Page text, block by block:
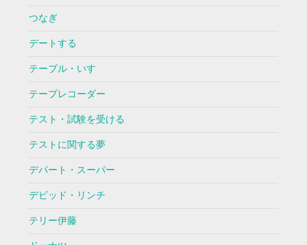
つなぎ
デートする
テーブル・いす
テープレコーダー
テスト・試験を受ける
テストに関する夢
デパート・スーパー
デビッド・リンチ
テリー伊藤